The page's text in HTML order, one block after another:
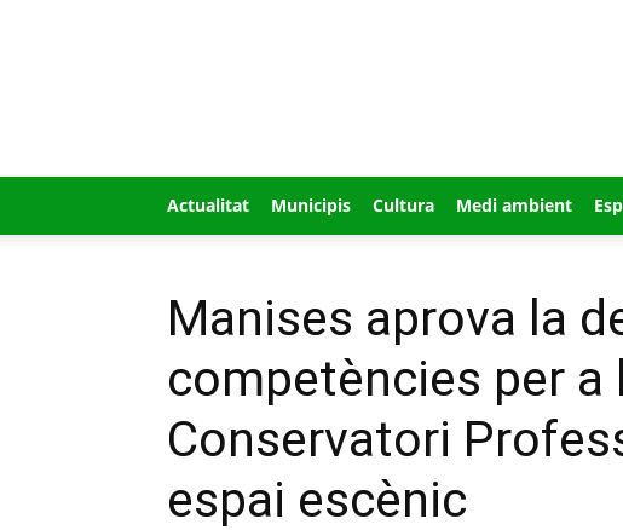
Actualitat Municipis Cultura Medi ambient
Manises aprova la
competències per a
Conservatori
espai escènic